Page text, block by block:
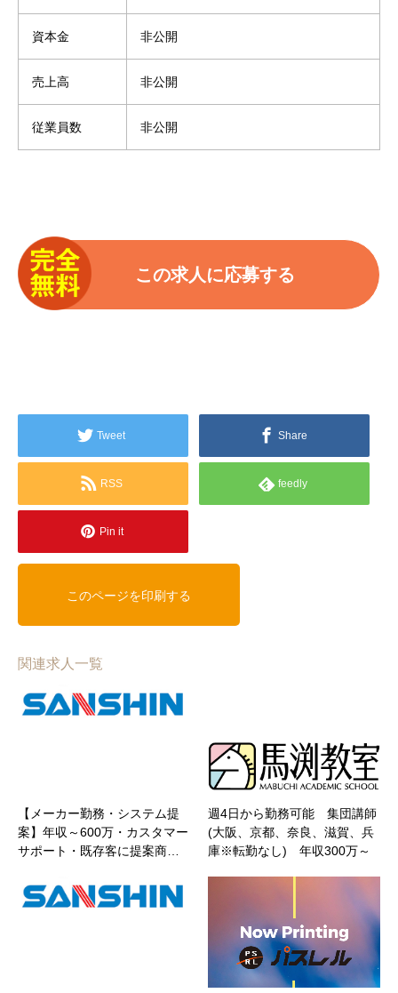
資本金 非公開
売上高 非公開
従業員数 非公開
Tweet Share
RSS feedly
Pin it
関連求人一覧
【メーカー勤務・システム提
案】年収～600万・カスタマー
サポート・既存客に提案商…
週4日から勤務可能 集団講師
(大阪、京都、奈良、滋賀、兵
庫※転勤なし) 年収300万～